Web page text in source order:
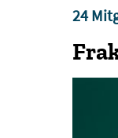
24